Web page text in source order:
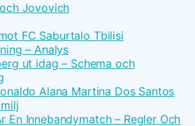
Jovovich
FC Saburtalo Tbilisi
– Analys
ut idag – Schema och
Alana Martina Dos Santos
En Innebandymatch – Regler Och